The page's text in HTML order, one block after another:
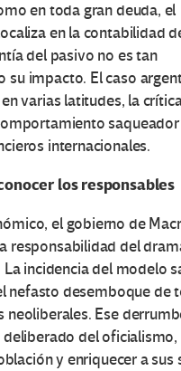
en toda gran deuda, el
en la contabilidad
del pasivo no es tan
su impacto. El caso
varias latitudes, la
internacionales.
los responsables
el gobierno de
responsabilidad del
incidencia del modelo
nefasto desemboque de
neoliberales. Ese
del oficialismo,
y enriquecer a sus